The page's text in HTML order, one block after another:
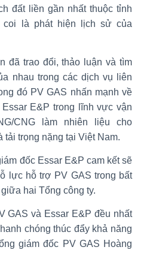
đất liền gần nhất thuộc tỉnh
coi là phát hiện lịch sử của
đã trao đổi, thảo luận và tìm
nhau trong các dịch vụ liên
đó PV GAS nhấn mạnh về
E&P trong lĩnh vực vận
CNG làm nhiên liệu cho
trọng nặng tại Việt Nam.
đốc Essar E&P cam kết sẽ
lực hỗ trợ PV GAS trong bất
hai Tổng công ty.
GAS và Essar E&P đều nhất
chóng thúc đẩy khả năng
giám đốc PV GAS Hoàng